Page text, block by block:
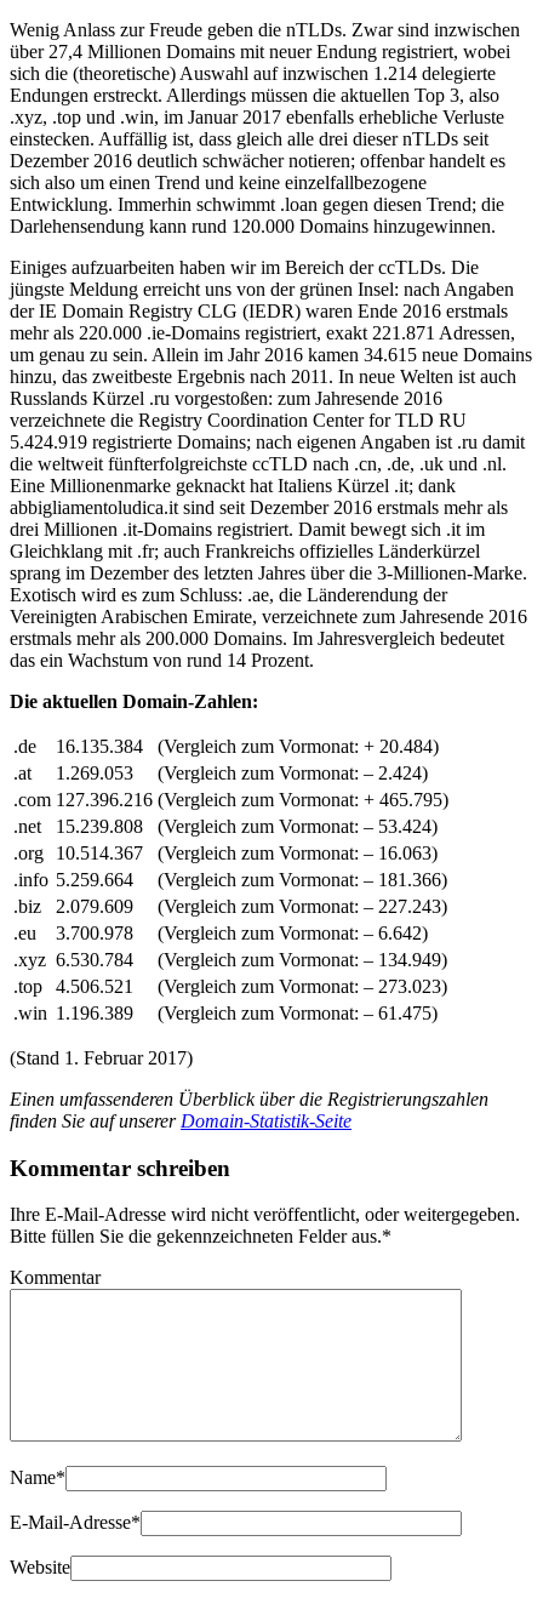
Wenig Anlass zur Freude geben die nTLDs. Zwar sind inzwischen
über 27,4 Millionen Domains mit neuer Endung registriert, wobei
sich die (theoretische) Auswahl auf inzwischen 1.214 delegierte
Endungen erstreckt. Allerdings müssen die aktuellen Top 3, also
.xyz, .top und .win, im Januar 2017 ebenfalls erhebliche Verluste
einstecken. Auffällig ist, dass gleich alle drei dieser nTLDs seit
Dezember 2016 deutlich schwächer notieren; offenbar handelt es
sich also um einen Trend und keine einzelfallbezogene
Entwicklung. Immerhin schwimmt .loan gegen diesen Trend; die
Darlehensendung kann rund 120.000 Domains hinzugewinnen.
Einiges aufzuarbeiten haben wir im Bereich der ccTLDs. Die
jüngste Meldung erreicht uns von der grünen Insel: nach Angaben
der IE Domain Registry CLG (IEDR) waren Ende 2016 erstmals
mehr als 220.000 .ie-Domains registriert, exakt 221.871 Adressen,
um genau zu sein. Allein im Jahr 2016 kamen 34.615 neue Domains
hinzu, das zweitbeste Ergebnis nach 2011. In neue Welten ist auch
Russlands Kürzel .ru vorgestoßen: zum Jahresende 2016
verzeichnete die Registry Coordination Center for TLD RU
5.424.919 registrierte Domains; nach eigenen Angaben ist .ru damit
die weltweit fünfterfolgreichste ccTLD nach .cn, .de, .uk und .nl.
Eine Millionenmarke geknackt hat Italiens Kürzel .it; dank
abbigliamentoludica.it sind seit Dezember 2016 erstmals mehr als
drei Millionen .it-Domains registriert. Damit bewegt sich .it im
Gleichklang mit .fr; auch Frankreichs offizielles Länderkürzel
sprang im Dezember des letzten Jahres über die 3-Millionen-Marke.
Exotisch wird es zum Schluss: .ae, die Länderendung der
Vereinigten Arabischen Emirate, verzeichnete zum Jahresende 2016
erstmals mehr als 200.000 Domains. Im Jahresvergleich bedeutet
das ein Wachstum von rund 14 Prozent.
Die aktuellen Domain-Zahlen:
.de 16.135.384 (Vergleich zum Vormonat: + 20.484)
.at
1.269.053 (Vergleich zum Vormonat: – 2.424)
.com 127.396.216 (Vergleich zum Vormonat: + 465.795)
.net
15.239.808 (Vergleich zum Vormonat: – 53.424)
.org
10.514.367 (Vergleich zum Vormonat: – 16.063)
.info 5.259.664 (Vergleich zum Vormonat: – 181.366)
.biz
2.079.609 (Vergleich zum Vormonat: – 227.243)
.eu
3.700.978 (Vergleich zum Vormonat: – 6.642)
.xyz 6.530.784 (Vergleich zum Vormonat: – 134.949)
.top
4.506.521 (Vergleich zum Vormonat: – 273.023)
.win 1.196.389 (Vergleich zum Vormonat: – 61.475)
(Stand 1. Februar 2017)
Einen umfassenderen Überblick über die Registrierungszahlen
finden Sie auf unserer Domain-Statistik-Seite
Kommentar schreiben
Ihre E-Mail-Adresse wird nicht veröffentlicht, oder weitergegeben.
Bitte füllen Sie die gekennzeichneten Felder aus.*
Kommentar
Name*
E-Mail-Adresse*
Website